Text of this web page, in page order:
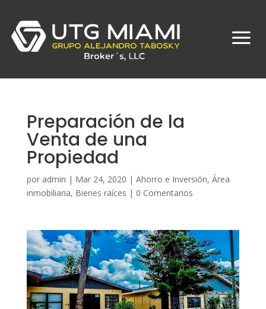
Preparación de la
Venta de una
Propiedad
por admin | Mar 24, 2020 | Ahorro e Inversión, Área
inmobiliaria, Bienes raíces | 0 Comentarios